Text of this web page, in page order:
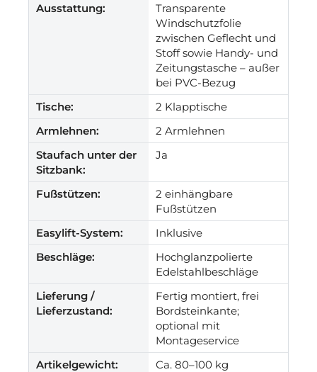
Ausstattung:
Transparente
Windschutzfolie
zwischen Geflecht und
Stoff sowie Handy- und
Zeitungstasche – außer
bei PVC-Bezug
Tische:
2 Klapptische
Armlehnen:
2 Armlehnen
Staufach unter der
Sitzbank:
Ja
Fußstützen:
2 einhängbare
Fußstützen
Easylift-System:
Inklusive
Beschläge:
Hochglanzpolierte
Edelstahlbeschläge
Lieferung /
Lieferzustand:
Fertig montiert, frei
Bordsteinkante;
optional mit
Montageservice
Artikelgewicht:
Ca. 80–100 kg